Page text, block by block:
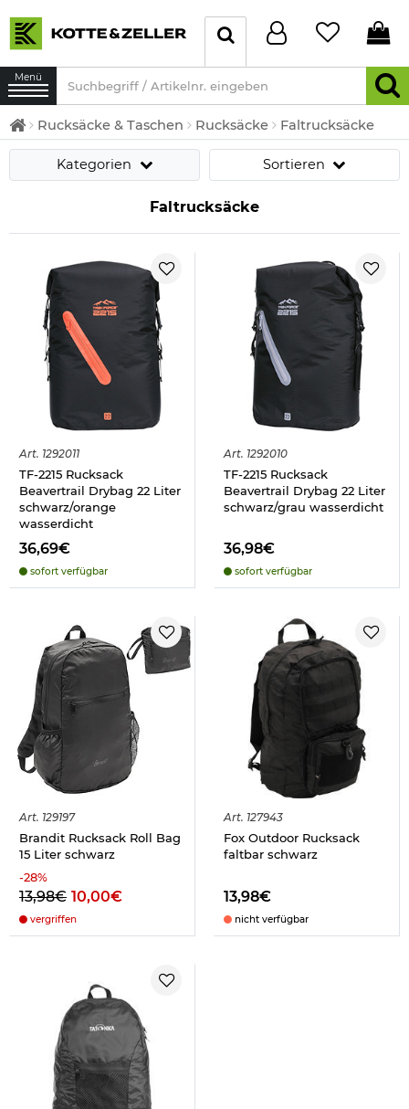
Menü
Rucksäcke & Taschen Rucksäcke Faltrucksäcke
Kategorien Sortieren
Faltrucksäcke
Art. 1292011
TF-2215 Rucksack
Beavertrail Drybag 22 Liter
schwarz/orange
wasserdicht
36,69€
sofort verfügbar
Art. 1292010
TF-2215 Rucksack
Beavertrail Drybag 22 Liter
schwarz/grau wasserdicht
36,98€
sofort verfügbar
Art. 129197
Brandit Rucksack Roll Bag
15 Liter schwarz
-28%
13,98€ 10,00€
vergriffen
Art. 127943
Fox Outdoor Rucksack
faltbar schwarz
13,98€
nicht verfügbar